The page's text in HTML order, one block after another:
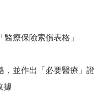
療保險索償表格」
，並作出「必要醫療」證
據